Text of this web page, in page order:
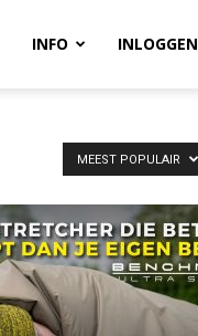
INFO INLOGGEN
MEEST POPULAIR